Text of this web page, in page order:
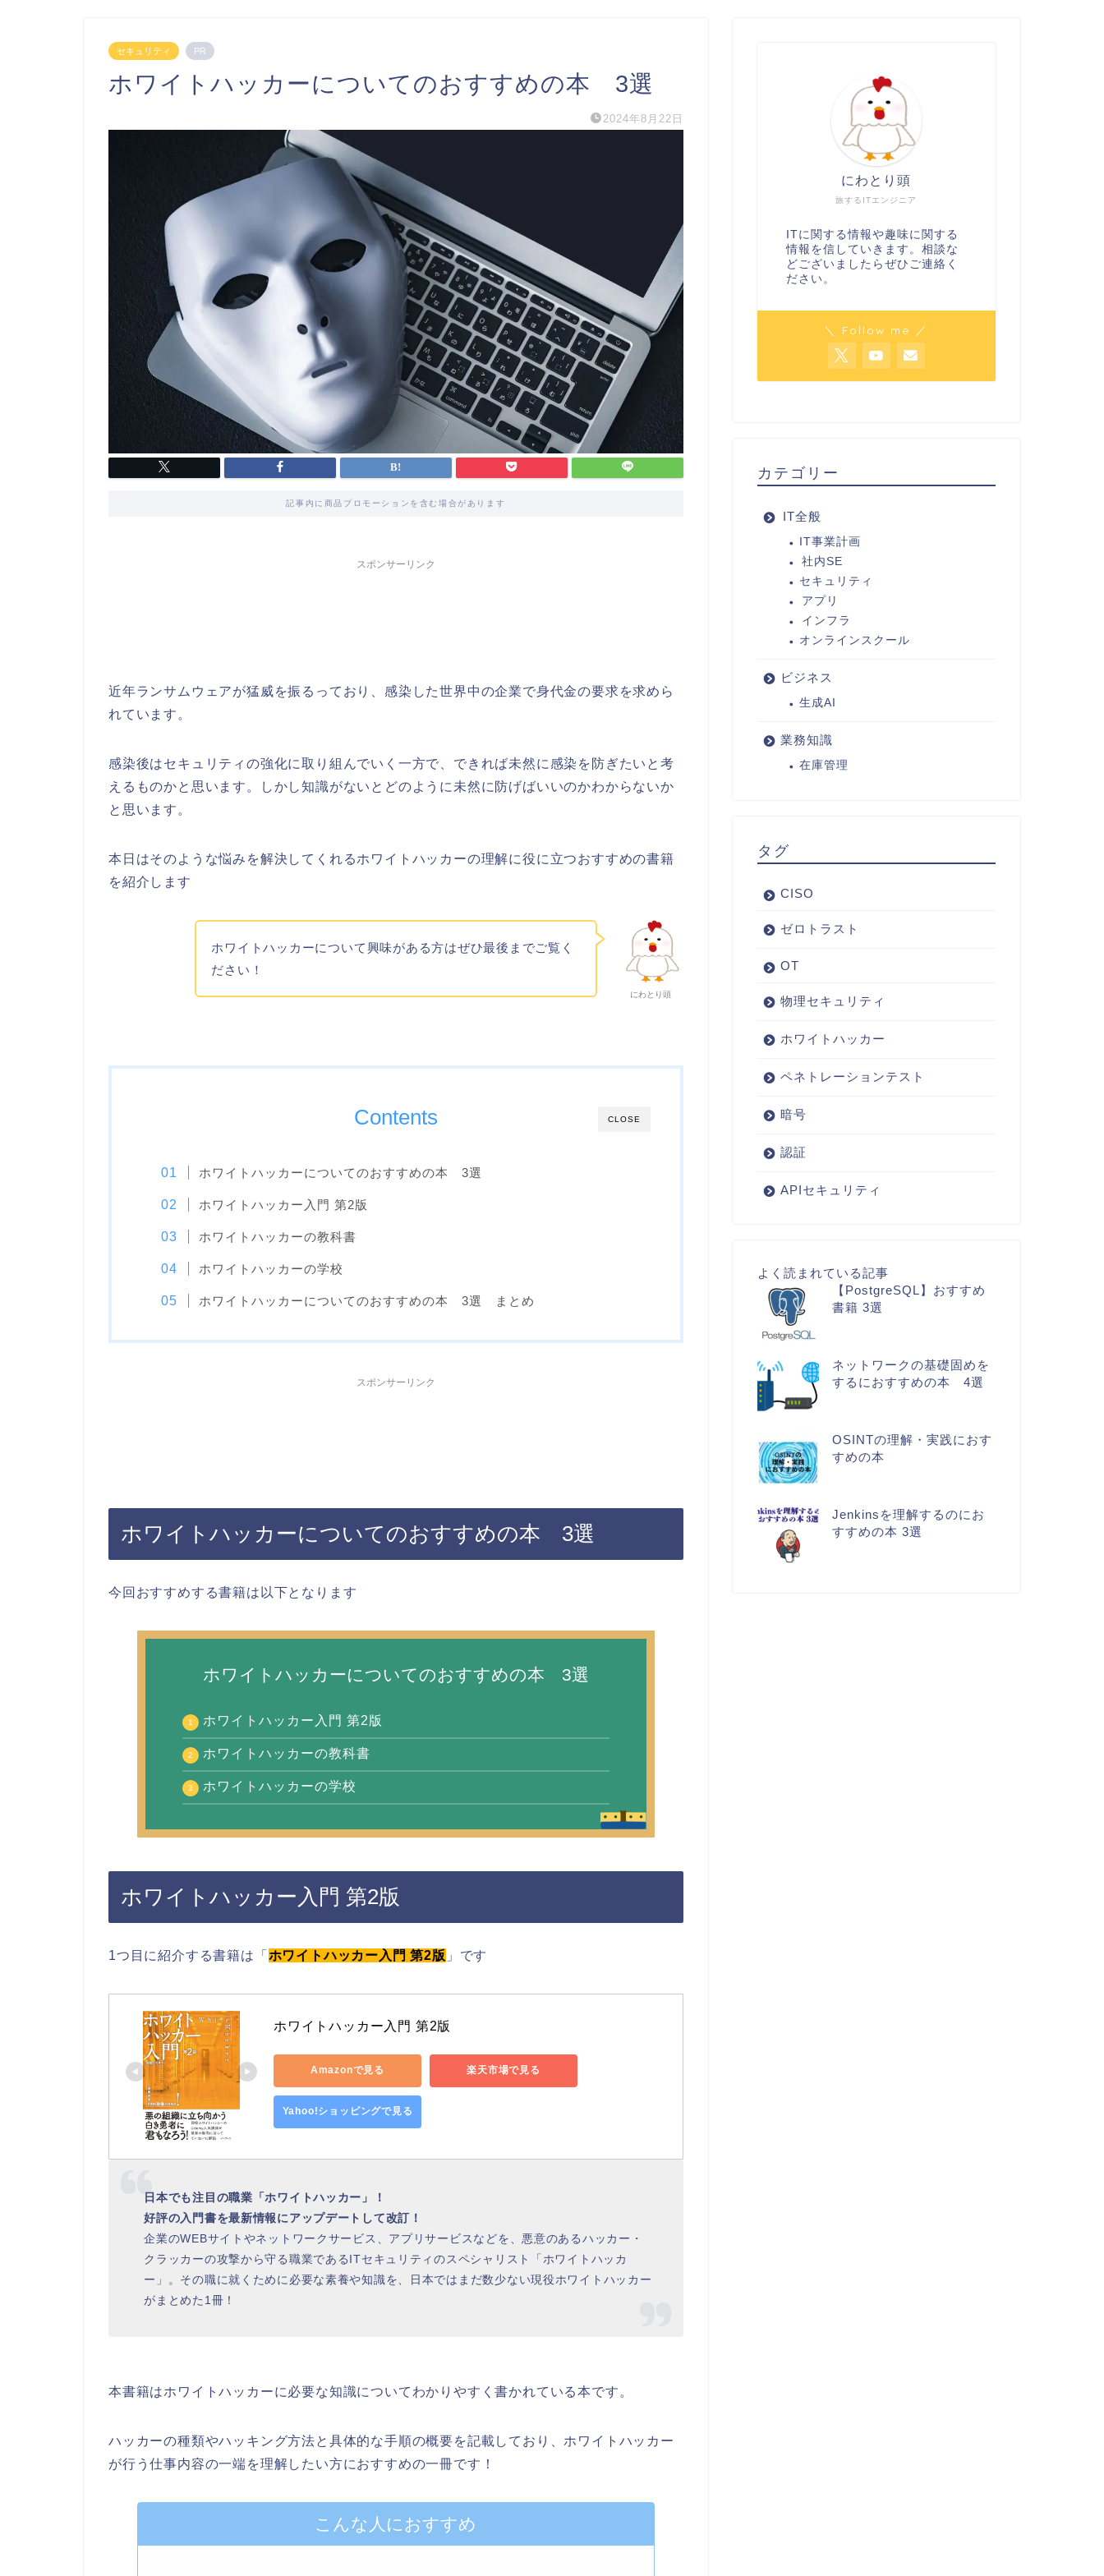
セキュリティ PR
ホワイトハッカーについてのおすすめの本 3選
2024年8月22日
記事内に商品プロモーションを含む場合があります
スポンサーリンク
近年ランサムウェアが猛威を振るっており、感染した世界中の企業で身代金の要求を求めら
れています。
感染後はセキュリティの強化に取り組んでいく一方で、できれば未然に感染を防ぎたいと考
えるものかと思います。しかし知識がないとどのように未然に防げばいいのかわからないか
と思います。
本日はそのような悩みを解決してくれるホワイトハッカーの理解に役に立つおすすめの書籍
を紹介します
にわとり頭
ホワイトハッカーについて興味がある方はぜひ最後までご覧く
ださい！
CLOSE
Contents
ホワイトハッカーについてのおすすめの本 3選
ホワイトハッカー入門 第2版
ホワイトハッカーの教科書
ホワイトハッカーの学校
ホワイトハッカーについてのおすすめの本 3選 まとめ
スポンサーリンク
ホワイトハッカーについてのおすすめの本 3選
今回おすすめする書籍は以下となります
ホワイトハッカーについてのおすすめの本 3選
ホワイトハッカー入門 第2版
ホワイトハッカーの教科書
ホワイトハッカーの学校
ホワイトハッカー入門 第2版
1つ目に紹介する書籍は「 ホワイトハッカー入門 第2版 」です
ホワイトハッカー入門 第2版
Amazonで見る 楽天市場で見る
Yahoo!ショッピングで見る
日本でも注目の職業「ホワイトハッカー」！
好評の入門書を最新情報にアップデートして改訂！
企業のWEBサイトやネットワークサービス、アプリサービスなどを、悪意のあるハッカー・
クラッカーの攻撃から守る職業であるITセキュリティのスペシャリスト「ホワイトハッカ
ー」。その職に就くために必要な素養や知識を、日本ではまだ数少ない現役ホワイトハッカー
がまとめた1冊！
本書籍はホワイトハッカーに必要な知識についてわかりやすく書かれている本です。
ハッカーの種類やハッキング方法と具体的な手順の概要を記載しており、ホワイトハッカー
が行う仕事内容の一端を理解したい方におすすめの一冊です！
こんな人におすすめ
旅するITエンジニア
にわとり頭
ITに関する情報や趣味に関する
情報を信していきます。相談な
どございましたらぜひご連絡く
ださい。
＼ Follow me ／
カテゴリー
IT全般
IT事業計画
社内SE
セキュリティ
アプリ
インフラ
オンラインスクール
ビジネス
生成AI
業務知識
在庫管理
タグ
CISO
ゼロトラスト
OT
物理セキュリティ
ホワイトハッカー
ペネトレーションテスト
暗号
認証
APIセキュリティ
よく読まれている記事
【PostgreSQL】おすすめ
書籍 3選
ネットワークの基礎固めを
するにおすすめの本 4選
OSINTの理解・実践におす
すめの本
Jenkinsを理解するのにお
すすめの本 3選